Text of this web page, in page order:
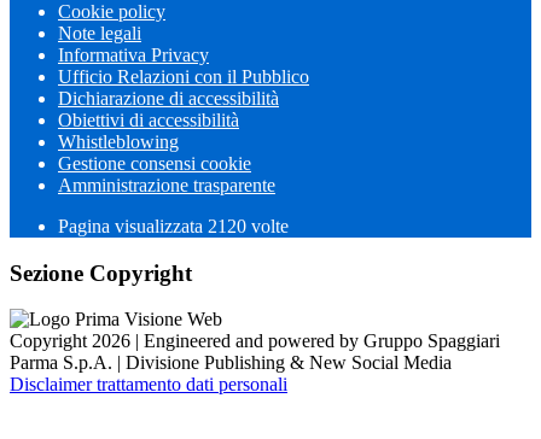
Cookie policy
Note legali
Informativa Privacy
Ufficio Relazioni con il Pubblico
Dichiarazione di accessibilità
Obiettivi di accessibilità
Whistleblowing
Gestione consensi cookie
Amministrazione trasparente
Pagina visualizzata 2120 volte
Sezione Copyright
Copyright 2026 | Engineered and powered by Gruppo Spaggiari
Parma S.p.A. | Divisione Publishing & New Social Media
Disclaimer trattamento dati personali